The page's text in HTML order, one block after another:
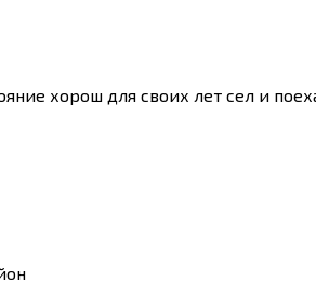
хорош для своих лет сел и